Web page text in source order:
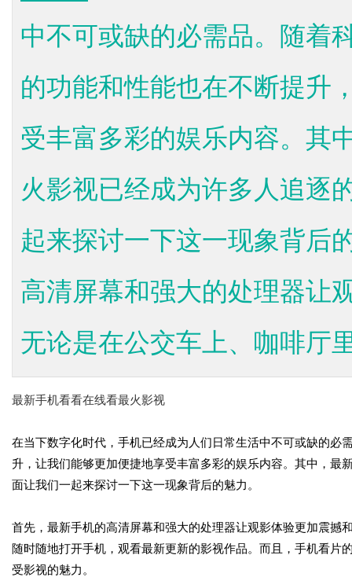
中不可或缺的必需品。随着
的功能和性能也在不断提升
受丰富多彩的娱乐内容。其
火影视已经成为许多人追逐
起来探讨一下这一现象背后
高清屏幕和强大的处理器让
无论是在公交车上、咖啡厅
最新手机看看在线看最火影视
在当下数字化时代，手机已经成为人们日常生活中不可或缺的必
升，让我们能够更加便捷地享受丰富多彩的娱乐内容。其中，
面让我们一起来探讨一下这一现象背后的魅力。
首先，最新手机的高清屏幕和强大的处理器让观影体验更加震撼
随时随地打开手机，观看最新更新的影视作品。而且，手机看
受影视的魅力。